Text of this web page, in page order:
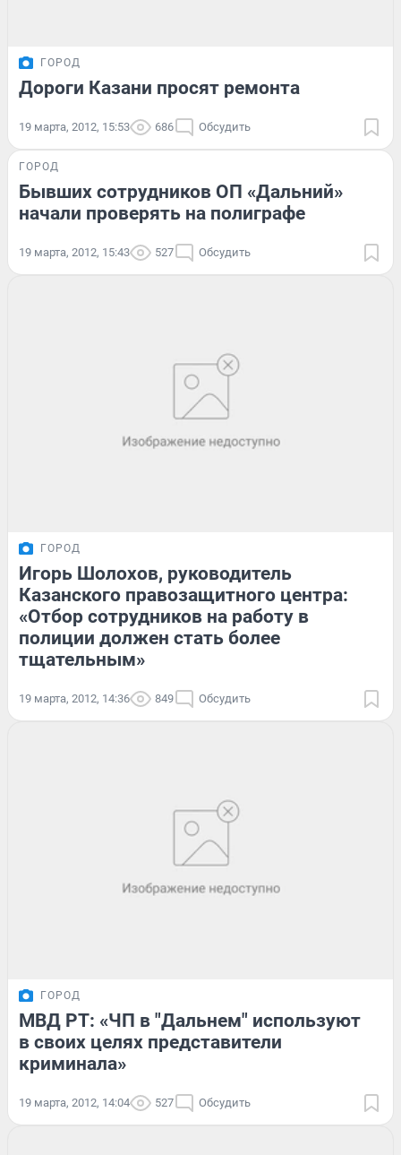
ГОРОД
Дороги Казани просят ремонта
19 марта, 2012, 15:53 686 Обсудить
ГОРОД
Бывших сотрудников ОП «Дальний»
начали проверять на полиграфе
19 марта, 2012, 15:43 527 Обсудить
ГОРОД
Игорь Шолохов, руководитель
Казанского правозащитного центра:
«Отбор сотрудников на работу в
полиции должен стать более
тщательным»
19 марта, 2012, 14:36 849 Обсудить
ГОРОД
МВД РТ: «ЧП в "Дальнем" используют
в своих целях представители
криминала»
19 марта, 2012, 14:04 527 Обсудить